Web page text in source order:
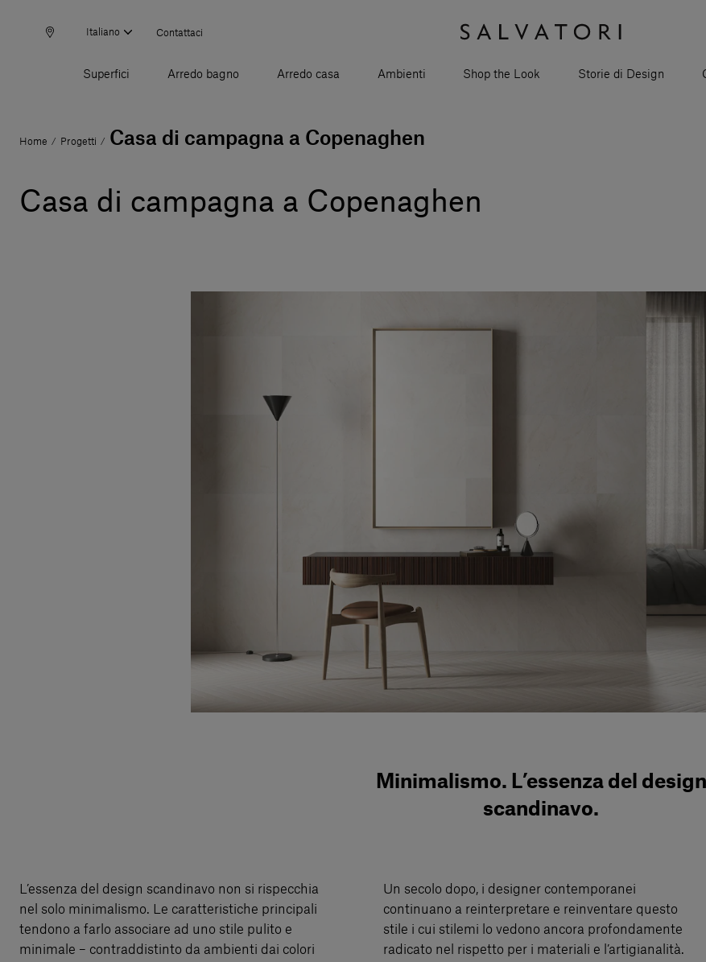
Italiano Contattaci
Superfici Arredo bagno Arredo casa Ambienti Shop the Look Storie di Design
Home / Progetti / Casa di campagna a Copenaghen
Casa di campagna a Copenaghen
Minimalismo. L’essenza del design
scandinavo.
L’essenza del design scandinavo non si rispecchia
nel solo minimalismo. Le caratteristiche principali
tendono a farlo associare ad uno stile pulito e
minimale – contraddistinto da ambienti dai colori
Un secolo dopo, i designer contemporanei
continuano a reinterpretare e reinventare questo
stile i cui stilemi lo vedono ancora profondamente
radicato nel rispetto per i materiali e l’artigianalità.